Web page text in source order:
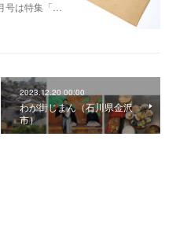
号は特集「…
2023.12.20 00:00
わが街じまん（石川県金沢
市）